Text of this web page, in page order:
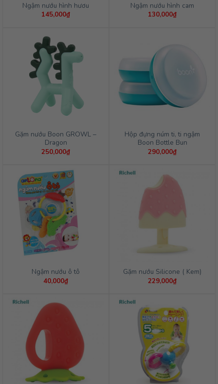
Ngậm nướu hình hươu
145,000₫
Ngậm nướu hình cam
130,000₫
Gặm nướu Boon GROWL –
Dragon
250,000₫
Hộp đựng núm ti, ti ngậm
Boon Bottle Bun
290,000₫
Ngậm nướu ô tô
40,000₫
Gặm nướu Silicone ( Kem)
229,000₫